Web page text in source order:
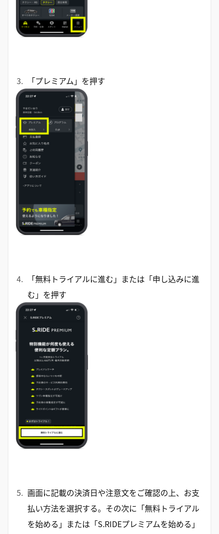
「プレミアム」を押す
「無料トライアルに進む」または「申し込みに進
む」を押す
画面に記載の決済日や注意文をご確認の上、お支
払い方法を選択する。その次に「無料トライアル
を始める」または「S.RIDEプレミアムを始める」